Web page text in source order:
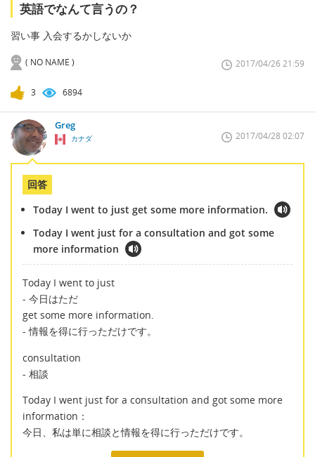
英語でなんて言うの？
習い事 入会するかしないか
( NO NAME ) 2017/04/26 21:59
3 6894
Greg
カナダ 2017/04/28 02:07
回答
Today I went to just get some more information.
Today I went just for a consultation and got some
more information
Today I went to just
- 今日はただ
get some more information.
- 情報を得に行っただけです。
consultation
- 相談
Today I went just for a consultation and got some more
information：
今日、私は単に相談と情報を得に行っただけです。